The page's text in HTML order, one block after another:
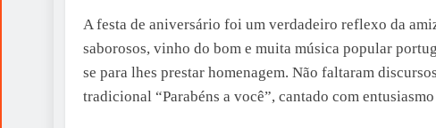
A festa de aniversário foi um verdadeiro reflexo da
saborosos, vinho do bom e muita música popular
se para lhes prestar homenagem. Não faltaram
tradicional “Parabéns a você”, cantado com